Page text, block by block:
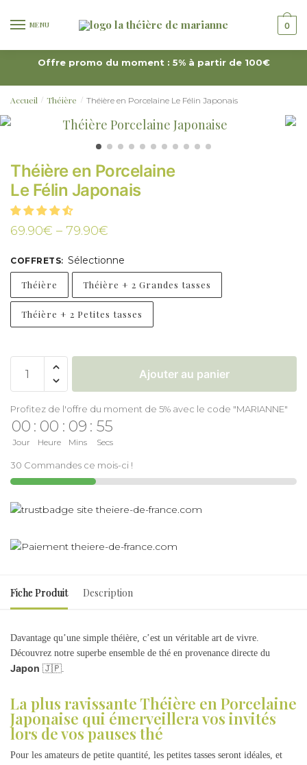
MENU 0
Offre promo du moment : 5% à partir de 100€
Accueil / Théière / Théière en Porcelaine Le Félin Japonais
Théière en Porcelaine
Le Félin Japonais
69.90€ – 79.90€
COFFRETS: Sélectionne
Théière Théière + 2 Grandes tasses
Théière + 2 Petites tasses
Ajouter au panier
Profitez de l'offre du moment de 5% avec le code "MARIANNE"
00
Jour
: 00
Heure
: 09
Mins
: 54
Secs
30 Commandes ce mois-ci !
Fiche Produit Description
Davantage qu’une simple théière, c’est un véritable art de vivre.
Découvrez notre superbe ensemble de thé en provenance directe du
Japon 🇯🇵.
La plus ravissante Théière en Porcelaine
Japonaise qui émerveillera vos invités
lors de vos pauses thé
Pour les amateurs de petite quantité, les petites tasses seront idéales, et